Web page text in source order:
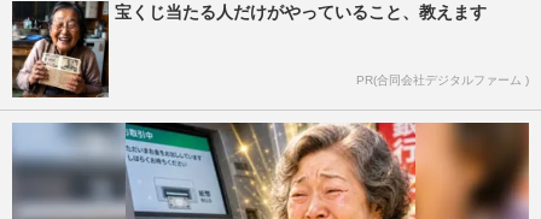
宝くじ当たる人だけがやっていること、教えます
PR(合同会社デジタルファーム )